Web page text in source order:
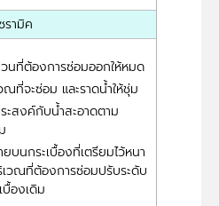
รามิค
นที่ต้องการซ่อมออกให้หมด
ณที่จะซ่อม และราดน้ำให้ชุ่ม
สงค์กับน้ำสะอาดตาม
บนกระเบื้องที่เตรียมไว้หนา
วณที่ต้องการซ่อมปรับระดับ
บื้องเดิม